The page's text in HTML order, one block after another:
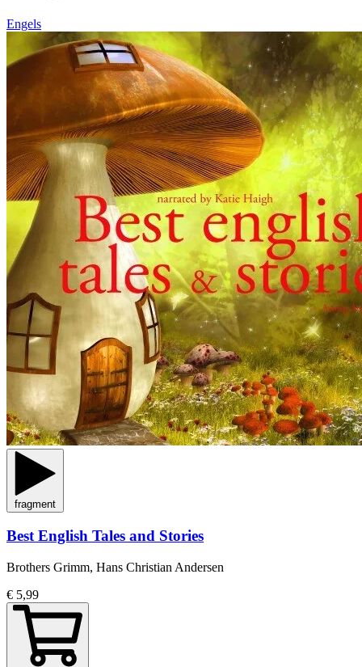
Engels
fragment
Best English Tales and Stories
Brothers Grimm, Hans Christian Andersen
€ 5,99